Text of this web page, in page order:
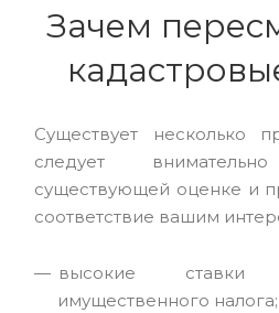
Зачем
Существует несколько
следует
существующей оценке и
соответствие вашим
высокие
имущественного налога;